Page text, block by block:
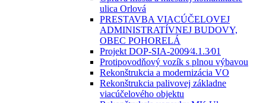
ulica Orlová
PRESTAVBA VIACÚČELOVEJ
ADMINISTRATÍVNEJ BUDOVY,
OBEC POHORELÁ
Projekt DOP-SIA-2009⁄4.1.3⁄01
Protipovodňový vozík s plnou výbavou
Rekonštrukcia a modernizácia VO
Rekonštrukcia palivovej základne
viacúčelového objektu